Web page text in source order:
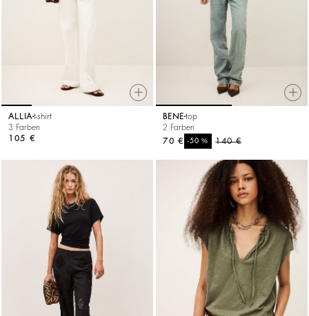
ALLIA t-shirt
3 Farben
105 €
BENE top
2 Farben
140 €
-50%
70 €